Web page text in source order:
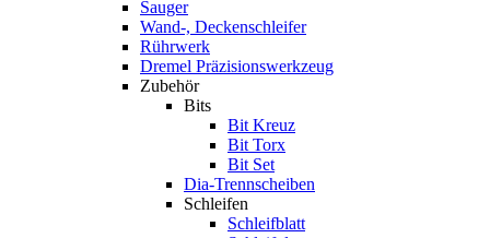
Sauger
Wand-, Deckenschleifer
Rührwerk
Dremel Präzisionswerkzeug
Zubehör
Bits
Bit Kreuz
Bit Torx
Bit Set
Dia-Trennscheiben
Schleifen
Schleifblatt